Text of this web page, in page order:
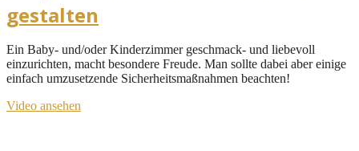
gestalten
Ein Baby- und/oder Kinderzimmer geschmack- und liebevoll
einzurichten, macht besondere Freude. Man sollte dabei aber einige
einfach umzusetzende Sicherheitsmaßnahmen beachten!
Video ansehen